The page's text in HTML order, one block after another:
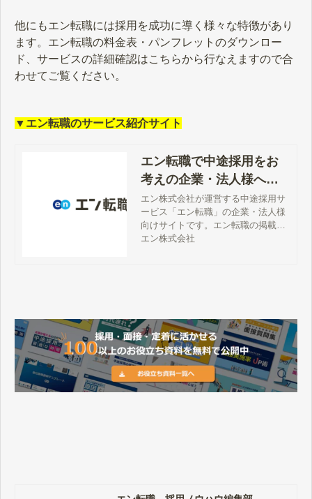
他にもエン転職には採用を成功に導く様々な特徴があり
ます。エン転職の料金表・パンフレットのダウンロー
ド、サービスの詳細確認はこちらから行なえますので合
わせてご覧ください。
▼エン転職のサービス紹介サイト
エン転職で中途採用をお
考えの企業・法人様へ
【公式】
エン株式会社が運営する中途採用サ
ービス「エン転職」の企業・法人様
向けサイトです。エン転職の掲載料
金、サービス詳細、特徴、評判、採
エン株式会社